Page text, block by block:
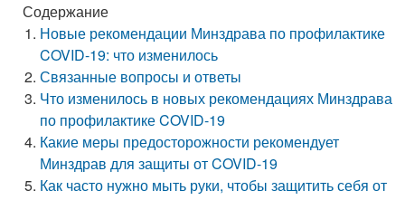
Содержание
Новые рекомендации Минздрава по профилактике
COVID-19: что изменилось
Связанные вопросы и ответы
Что изменилось в новых рекомендациях Минздрава
по профилактике COVID-19
Какие меры предосторожности рекомендует
Минздрав для защиты от COVID-19
Как часто нужно мыть руки, чтобы защитить себя от